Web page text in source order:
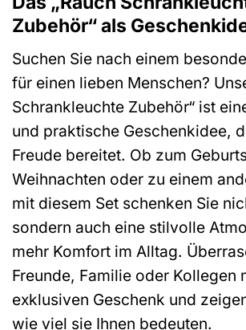
Zubehör“ als
Suchen Sie nach einem
für einen lieben Menschen?
Schrankleuchte Zubehör“ ist
und praktische Geschenkidee,
Freude bereitet. Ob zum
Weihnachten oder zu einem
mit diesem Set schenken Sie
sondern auch eine stilvolle
mehr Komfort im Alltag.
Freunde, Familie oder Kollegen
exklusiven Geschenk und
wie viel sie Ihnen bedeuten.